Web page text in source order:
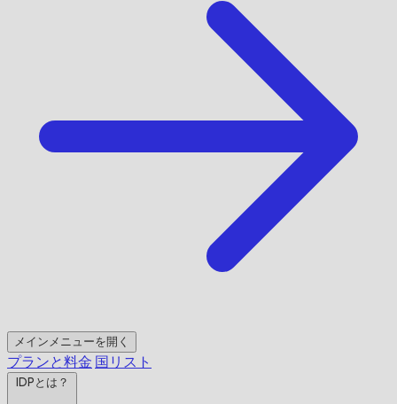
メインメニューを開く
プランと料金 国リスト
IDPとは？